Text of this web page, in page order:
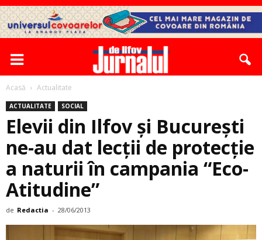
Acasă Actualitate
ACTUALITATE SOCIAL
Elevii din Ilfov şi Bucureşti
ne-au dat lecţii de protecţie
a naturii în campania ­“Eco-
Atitudine”
de Redactia - 28/06/2013